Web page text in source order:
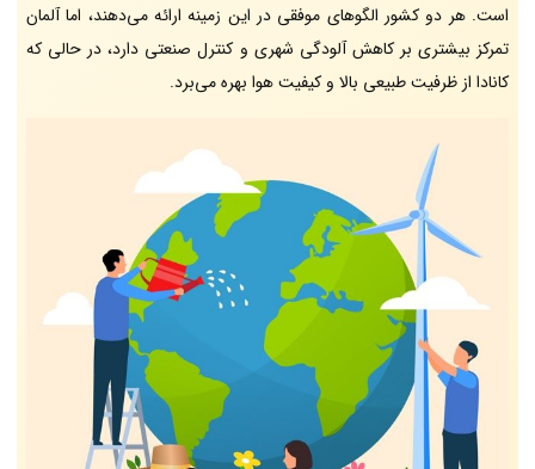
است. هر دو کشور الگوهای موفقی در این زمینه ارائه می‌دهند، اما آلمان
تمرکز بیشتری بر کاهش آلودگی شهری و کنترل صنعتی دارد، در حالی که
کانادا از ظرفیت طبیعی بالا و کیفیت هوا بهره می‌برد.